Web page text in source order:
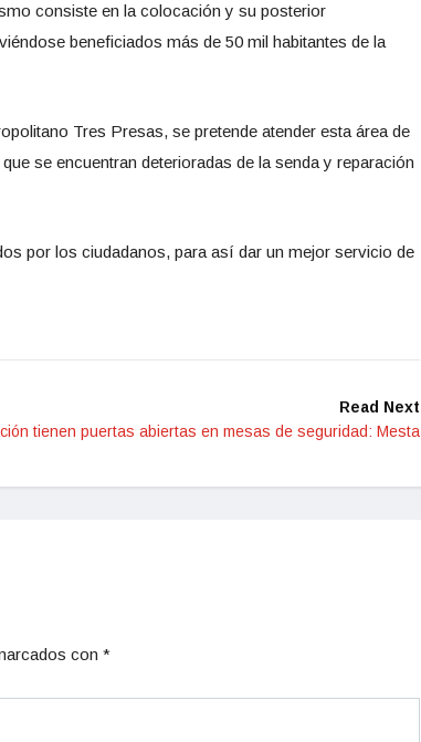
consiste en la colocación y su posterior
beneficiados más de 50 mil habitantes de la
Tres Presas, se pretende atender esta área de
se encuentran deterioradas de la senda y reparación
por los ciudadanos, para así dar un mejor servicio de
Read Next
tienen puertas abiertas en mesas de seguridad: Mesta
con *